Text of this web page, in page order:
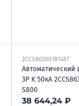
2CCS863001R1487
Автоматический
3P K 50кА
S800
38 644,24 ₽